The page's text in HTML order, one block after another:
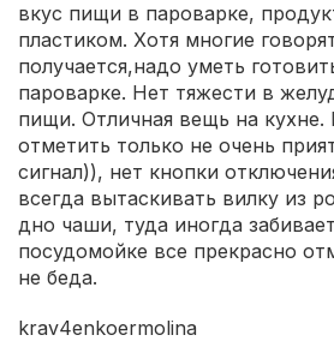
вкус пищи в пароварке,
пластиком. Хотя многие
получается,надо уметь
пароварке. Нет тяжести в
пищи. Отличная вещь на
отметить только не очень
сигнал)), нет кнопки
всегда вытаскивать вилку из
дно чаши, туда иногда
посудомойке все прекрасно
не беда.
krav4enkoermolina